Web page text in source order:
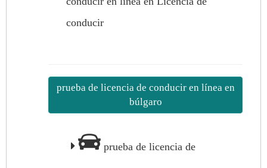
conducir
prueba de licencia de conducir en línea en
búlgaro
prueba de licencia de